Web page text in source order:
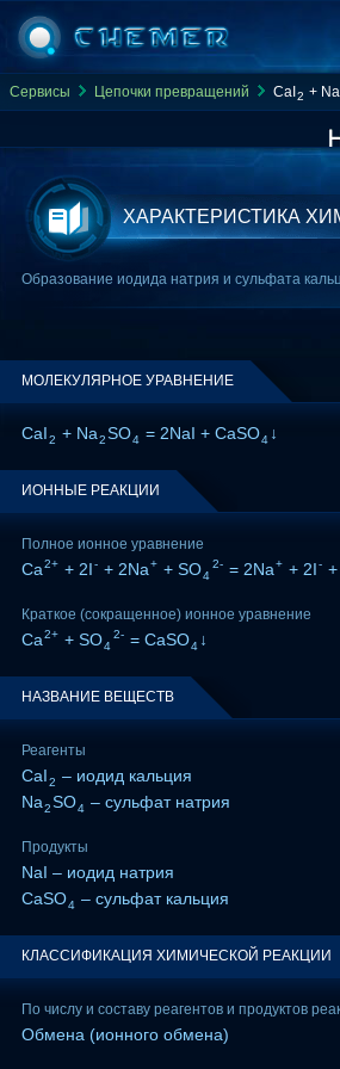
Сервисы Цепочки превращений CaI 2 + Na
ХАРАКТЕРИСТИКА
Образование иодида натрия и сульфата
МОЛЕКУЛЯРНОЕ УРАВНЕНИЕ
CaI2 + Na2SO4 = 2NaI + CaSO4 ↓
ИОННЫЕ РЕАКЦИИ
Полное ионное уравнение
Ca2+ + 2I- + 2Na+ + SO4
2- = 2Na+ + 2I-
Краткое (сокращенное) ионное уравнение
Ca2+ + SO4
2- = CaSO4 ↓
НАЗВАНИЕ ВЕЩЕСТВ
Реагенты
CaI2 – иодид кальция
Na2SO4 – сульфат натрия
Продукты
NaI – иодид натрия
CaSO4 – сульфат кальция
КЛАССИФИКАЦИЯ ХИМИЧЕСКОЙ РЕАКЦИИ
По числу и составу реагентов и продуктов
Обмена (ионного обмена)